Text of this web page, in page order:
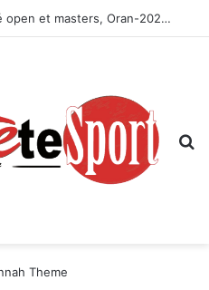
Championnat national d’été open et masters, Oran-2026 — Le CRB s’adjuge le titre